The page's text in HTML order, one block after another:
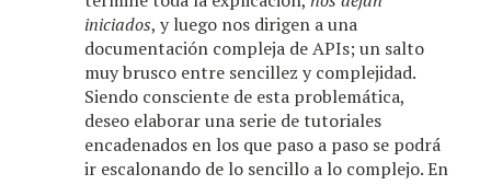
iniciados, y luego nos dirigen a una
documentación compleja de APIs; un salto
muy brusco entre sencillez y complejidad.
Siendo consciente de esta problemática,
deseo elaborar una serie de tutoriales
encadenados en los que paso a paso se podrá
ir escalonando de lo sencillo a lo complejo. En